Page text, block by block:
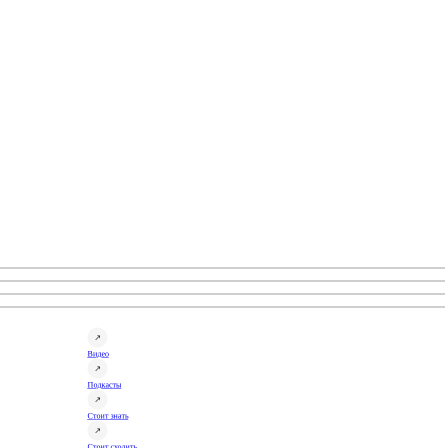
Видео
Подкасты
Стоит знать